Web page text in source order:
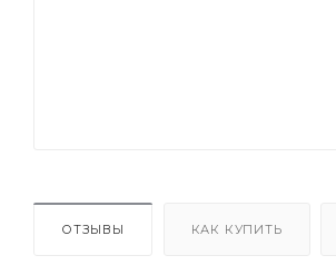
ОТЗЫВЫ КАК КУПИТЬ